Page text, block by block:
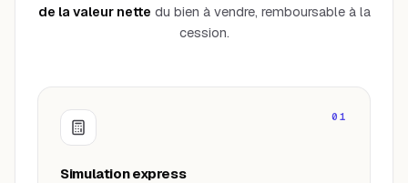
de la valeur nette du bien à vendre, remboursable à la
cession.
01
Simulation express